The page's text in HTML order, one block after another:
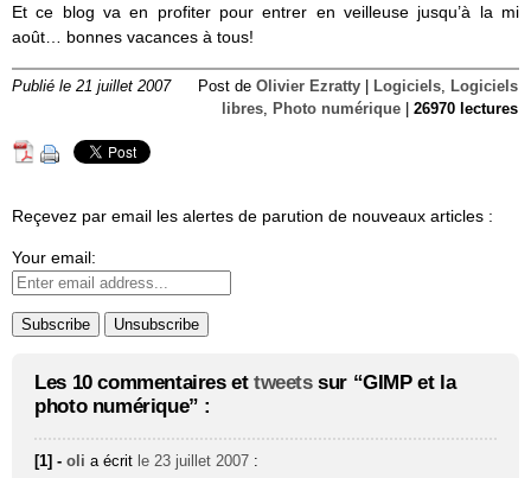
Et ce blog va en profiter pour entrer en veilleuse jusqu’à la mi
août… bonnes vacances à tous!
Publié le 21 juillet 2007 Post de Olivier Ezratty Logiciels
Logiciels
libres
Photo numérique 26970 lectures
Reçevez par email les alertes de parution de nouveaux articles :
Your email:
Les 10 commentaires et tweetssur “GIMP et la
photo numérique” :
[1] -oli a écrit le 23 juillet 2007 :